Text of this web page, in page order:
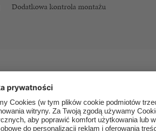
Dodatkowa kontrola montażu